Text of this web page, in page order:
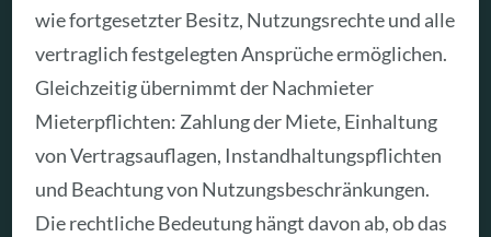
wie fortgesetzter Besitz, Nutzungsrechte und alle
vertraglich festgelegten Ansprüche ermöglichen.
Gleichzeitig übernimmt der Nachmieter
Mieterpflichten: Zahlung der Miete, Einhaltung
von Vertragsauflagen, Instandhaltungspflichten
und Beachtung von Nutzungsbeschränkungen.
Die rechtliche Bedeutung hängt davon ab, ob das